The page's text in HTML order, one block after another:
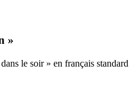
»
le soir » en français